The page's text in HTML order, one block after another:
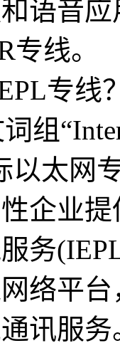
语音
线。
专线
以太网
企业
务
络平
讯服务